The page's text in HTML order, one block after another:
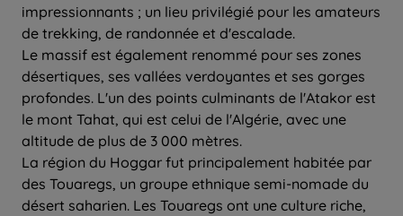
impressionnants ; un lieu privilégié pour les amateurs
de trekking, de randonnée et d'escalade.
Le massif est également renommé pour ses zones
désertiques, ses vallées verdoyantes et ses gorges
profondes. L'un des points culminants de l'Atakor est
le mont Tahat, qui est celui de l'Algérie, avec une
altitude de plus de 3 000 mètres.
La région du Hoggar fut principalement habitée par
des Touaregs, un groupe ethnique semi-nomade du
désert saharien. Les Touaregs ont une culture riche,